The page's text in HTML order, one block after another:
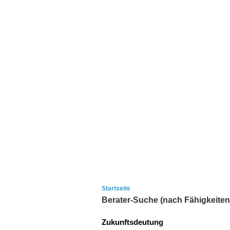
Startseite
Berater-Suche (nach
Zukunftsdeutung